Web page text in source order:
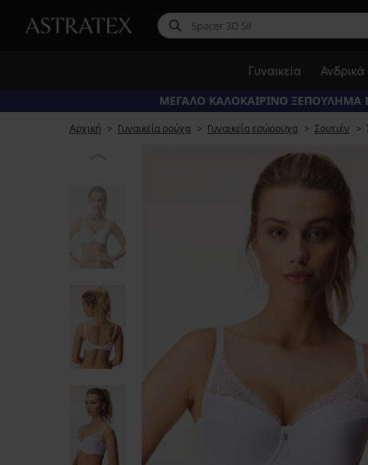
Γυναικεία Ανδρικά
ΜΕΓΑΛΟ ΚΑΛΟΚΑΙΡΙΝΟ ΞΕΠΟΥΛΗΜΑ
Αρχική Γυναικεία ρούχα Γυναικεία εσώρουχα Σουτιέν